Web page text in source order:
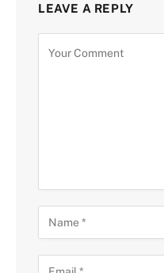
LEAVE A REPLY